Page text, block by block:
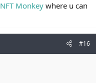
NFT Monkey where u can
#16